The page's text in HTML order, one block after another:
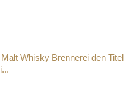
Whisky Brennerei den Titel